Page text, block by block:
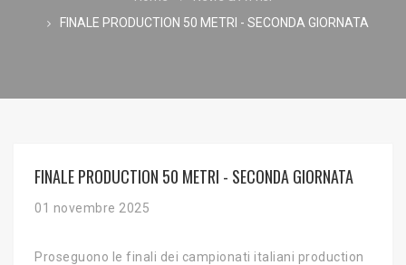
FINALE PRODUCTION 50 METRI - SECONDA GIORNATA
FINALE PRODUCTION 50 METRI - SECONDA GIORNATA
01 novembre 2025
Proseguono le finali dei campionati italiani production